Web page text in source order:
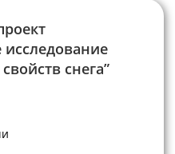
снега”